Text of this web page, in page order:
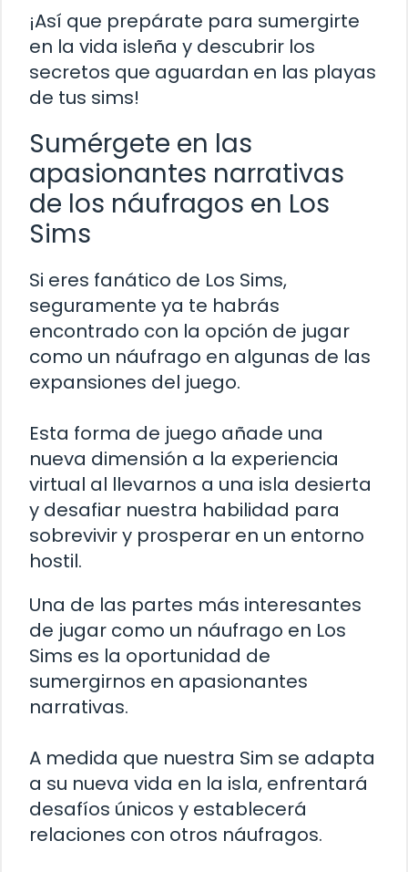
¡Así que prepárate para sumergirte
en la vida isleña y descubrir los
secretos que aguardan en las playas
de tus sims!
Sumérgete en las
apasionantes narrativas
de los náufragos en Los
Sims
Si eres fanático de Los Sims,
seguramente ya te habrás
encontrado con la opción de jugar
como un náufrago en algunas de las
expansiones del juego.
Esta forma de juego añade una
nueva dimensión a la experiencia
virtual al llevarnos a una isla desierta
y desafiar nuestra habilidad para
sobrevivir y prosperar en un entorno
hostil.
Una de las partes más interesantes
de jugar como un náufrago en Los
Sims es la oportunidad de
sumergirnos en apasionantes
narrativas.
A medida que nuestra Sim se adapta
a su nueva vida en la isla, enfrentará
desafíos únicos y establecerá
relaciones con otros náufragos.